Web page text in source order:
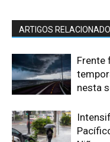
ARTIGOS
Frente
nesta